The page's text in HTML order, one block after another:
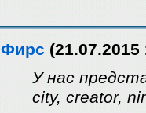
Фирс (21.07.2015
У нас
city, creator,